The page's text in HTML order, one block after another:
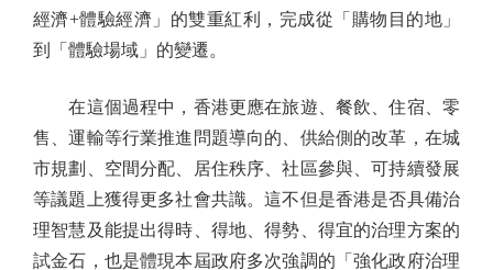
經濟+體驗經濟」的雙重紅利，完成從「購物目的地」
到「體驗場域」的變遷。
在這個過程中，香港更應在旅遊、餐飲、住宿、零
售、運輸等行業推進問題導向的、供給側的改革，在城
市規劃、空間分配、居住秩序、社區參與、可持續發展
等議題上獲得更多社會共識。這不但是香港是否具備治
理智慧及能提出得時、得地、得勢、得宜的治理方案的
試金石，也是體現本屆政府多次強調的「強化政府治理